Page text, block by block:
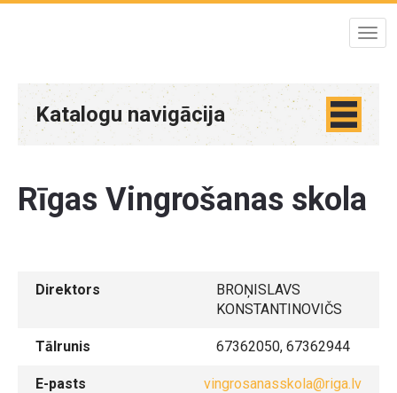
Katalogu navigācija
Rīgas Vingrošanas skola
Direktors
BROŅISLAVS
KONSTANTINOVIČS
Tālrunis 67362050, 67362944
E-pasts vingrosanasskola@riga.lv